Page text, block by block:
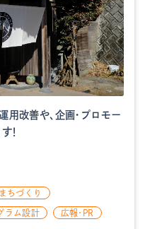
用改善や、企画・プロモー
！
ちづくり
ラム設計 広報・PR